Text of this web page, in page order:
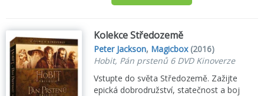
Kolekce Středozemě
Peter Jackson, Magicbox(2016)
Hobit, Pán prstenů 6 DVD Kinoverze
Vstupte do světa Středozemě. Zažijte
epická dobrodružství, statečnost a boj